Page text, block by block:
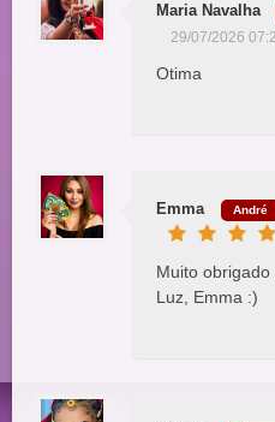
Maria Navalha
29/07/2026
Otima
Emma André
Muito
Luz, Emma :)